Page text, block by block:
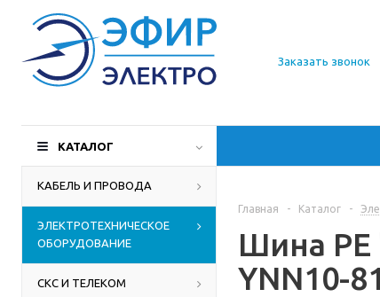
О компании
Доставка
Производители
Контакты
Заказать звонок
КАТАЛОГ
КАБЕЛЬ И ПРОВОДА
ЭЛЕКТРОТЕХНИЧЕСКОЕ
ОБОРУДОВАНИЕ
СКС И ТЕЛЕКОМ
Главная - Каталог -
Шина
YNN10-